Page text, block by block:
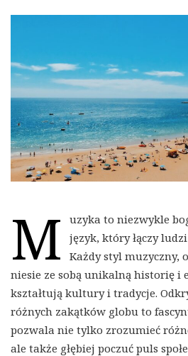
M
uzyka to niezwykle
język, który łączy
Każdy styl muzyczny,
niesie ze sobą unikalną historię i
kształtują kultury i tradycje.
różnych zakątków globu to
pozwala nie tylko zrozumieć
ale także głębiej poczuć puls